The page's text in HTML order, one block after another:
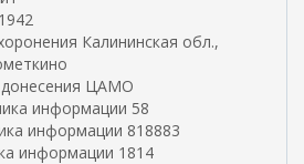
Калининская обл.,
донесения ЦАМО
информации 58
информации 818883
информации 1814